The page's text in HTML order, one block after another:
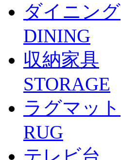
ダイニング
DINING
収納家具
STORAGE
ラグマット
RUG
テレビ台